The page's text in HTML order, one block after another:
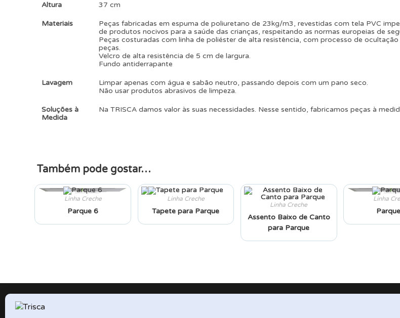
Altura 37 cm
Materiais
Peças fabricadas em espuma de poliuretano de 23kg/m3, revestidas com tela PVC
de produtos nocivos para a saúde das crianças, respeitando as normas europeias de
Peças costuradas com linha de poliéster de alta resistência, com processo de
peças.
Velcro de alta resistência de 5 cm de largura.
Fundo antiderrapante
Lavagem
Limpar apenas com água e sabão neutro, passando depois com um pano seco.
Não usar produtos abrasivos de limpeza.
Soluções à
Medida
Na TRISCA damos valor às suas necessidades. Nesse sentido, fabricamos peças à
Também pode gostar…
Linha Creche
Parque 6
Linha Creche
Tapete para Parque
Linha Creche
Assento Baixo de Canto
para Parque
Linha